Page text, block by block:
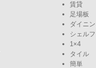
賃貸
足場板
ダイニ
シェルフ
1×4
タイル
簡単